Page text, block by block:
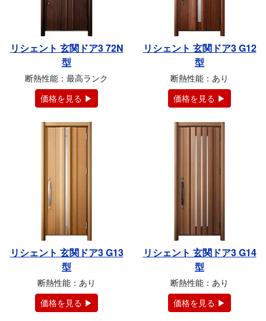
リシェント 玄関ドア3 72N
型
断熱性能：最高ランク
価格を見る ▶
リシェント 玄関ドア3 G12
型
断熱性能：あり
価格を見る ▶
リシェント 玄関ドア3 G13
型
断熱性能：あり
価格を見る ▶
リシェント 玄関ドア3 G14
型
断熱性能：あり
価格を見る ▶